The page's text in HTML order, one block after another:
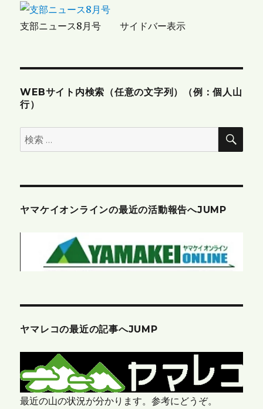
シ
ョ
支部ニュース8月号 サイドバー表示
WEBサイト内検索（任意の文字列）（例：個人山
行）
検
索:
検
ヤマケイオンラインの最近の活動報告へJUMP
ヤマレコの最近の記事へJUMP
最近の山の状況が分かります。参考にどうぞ。